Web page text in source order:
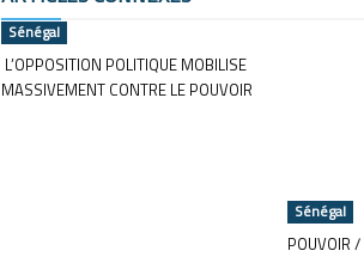
Sénégal
L’OPPOSITION POLITIQUE MOBILISE
MASSIVEMENT CONTRE LE POUVOIR
Sénégal
POUVOIR